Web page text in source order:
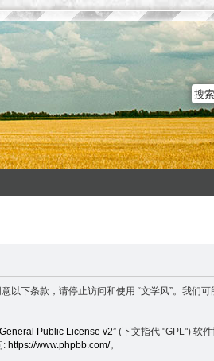
以下条款，请停止访问和使用 “文学风”。我们
Public License v2” (下文指代 "GPL") 软
: https://www.phpbb.com/。